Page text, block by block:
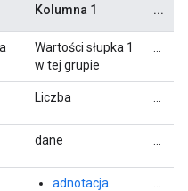
Kolumna 1 ...
Wartości słupka 1
w tej grupie
Liczba
dane
adnotacja